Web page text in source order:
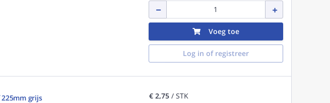
Voeg toe
Log in of registreer
grijs € 2,75/ STK